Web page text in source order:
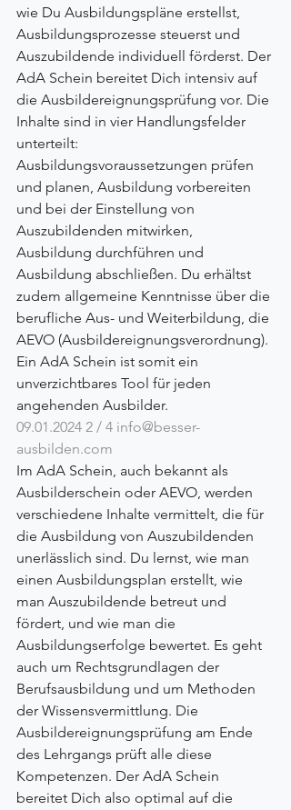
wie Du Ausbildungspläne erstellst,
Ausbildungsprozesse steuerst und
Auszubildende individuell förderst. Der
AdA Schein bereitet Dich intensiv auf
die Ausbildereignungsprüfung vor. Die
Inhalte sind in vier Handlungsfelder
unterteilt:
Ausbildungsvoraussetzungen prüfen
und planen, Ausbildung vorbereiten
und bei der Einstellung von
Auszubildenden mitwirken,
Ausbildung durchführen und
Ausbildung abschließen. Du erhältst
zudem allgemeine Kenntnisse über die
berufliche Aus- und Weiterbildung, die
AEVO (Ausbildereignungsverordnung).
Ein AdA Schein ist somit ein
unverzichtbares Tool für jeden
angehenden Ausbilder.
09.01.2024 2 / 4 info@besser-
ausbilden.com
Im AdA Schein, auch bekannt als
Ausbilderschein oder AEVO, werden
verschiedene Inhalte vermittelt, die für
die Ausbildung von Auszubildenden
unerlässlich sind. Du lernst, wie man
einen Ausbildungsplan erstellt, wie
man Auszubildende betreut und
fördert, und wie man die
Ausbildungserfolge bewertet. Es geht
auch um Rechtsgrundlagen der
Berufsausbildung und um Methoden
der Wissensvermittlung. Die
Ausbildereignungsprüfung am Ende
des Lehrgangs prüft alle diese
Kompetenzen. Der AdA Schein
bereitet Dich also optimal auf die